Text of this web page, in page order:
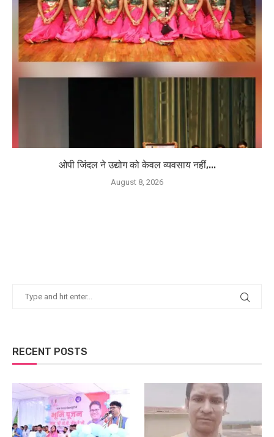
ओपी जिंदल ने उद्योग को केवल व्यवसाय नहीं,...
August 8, 2026
RECENT POSTS